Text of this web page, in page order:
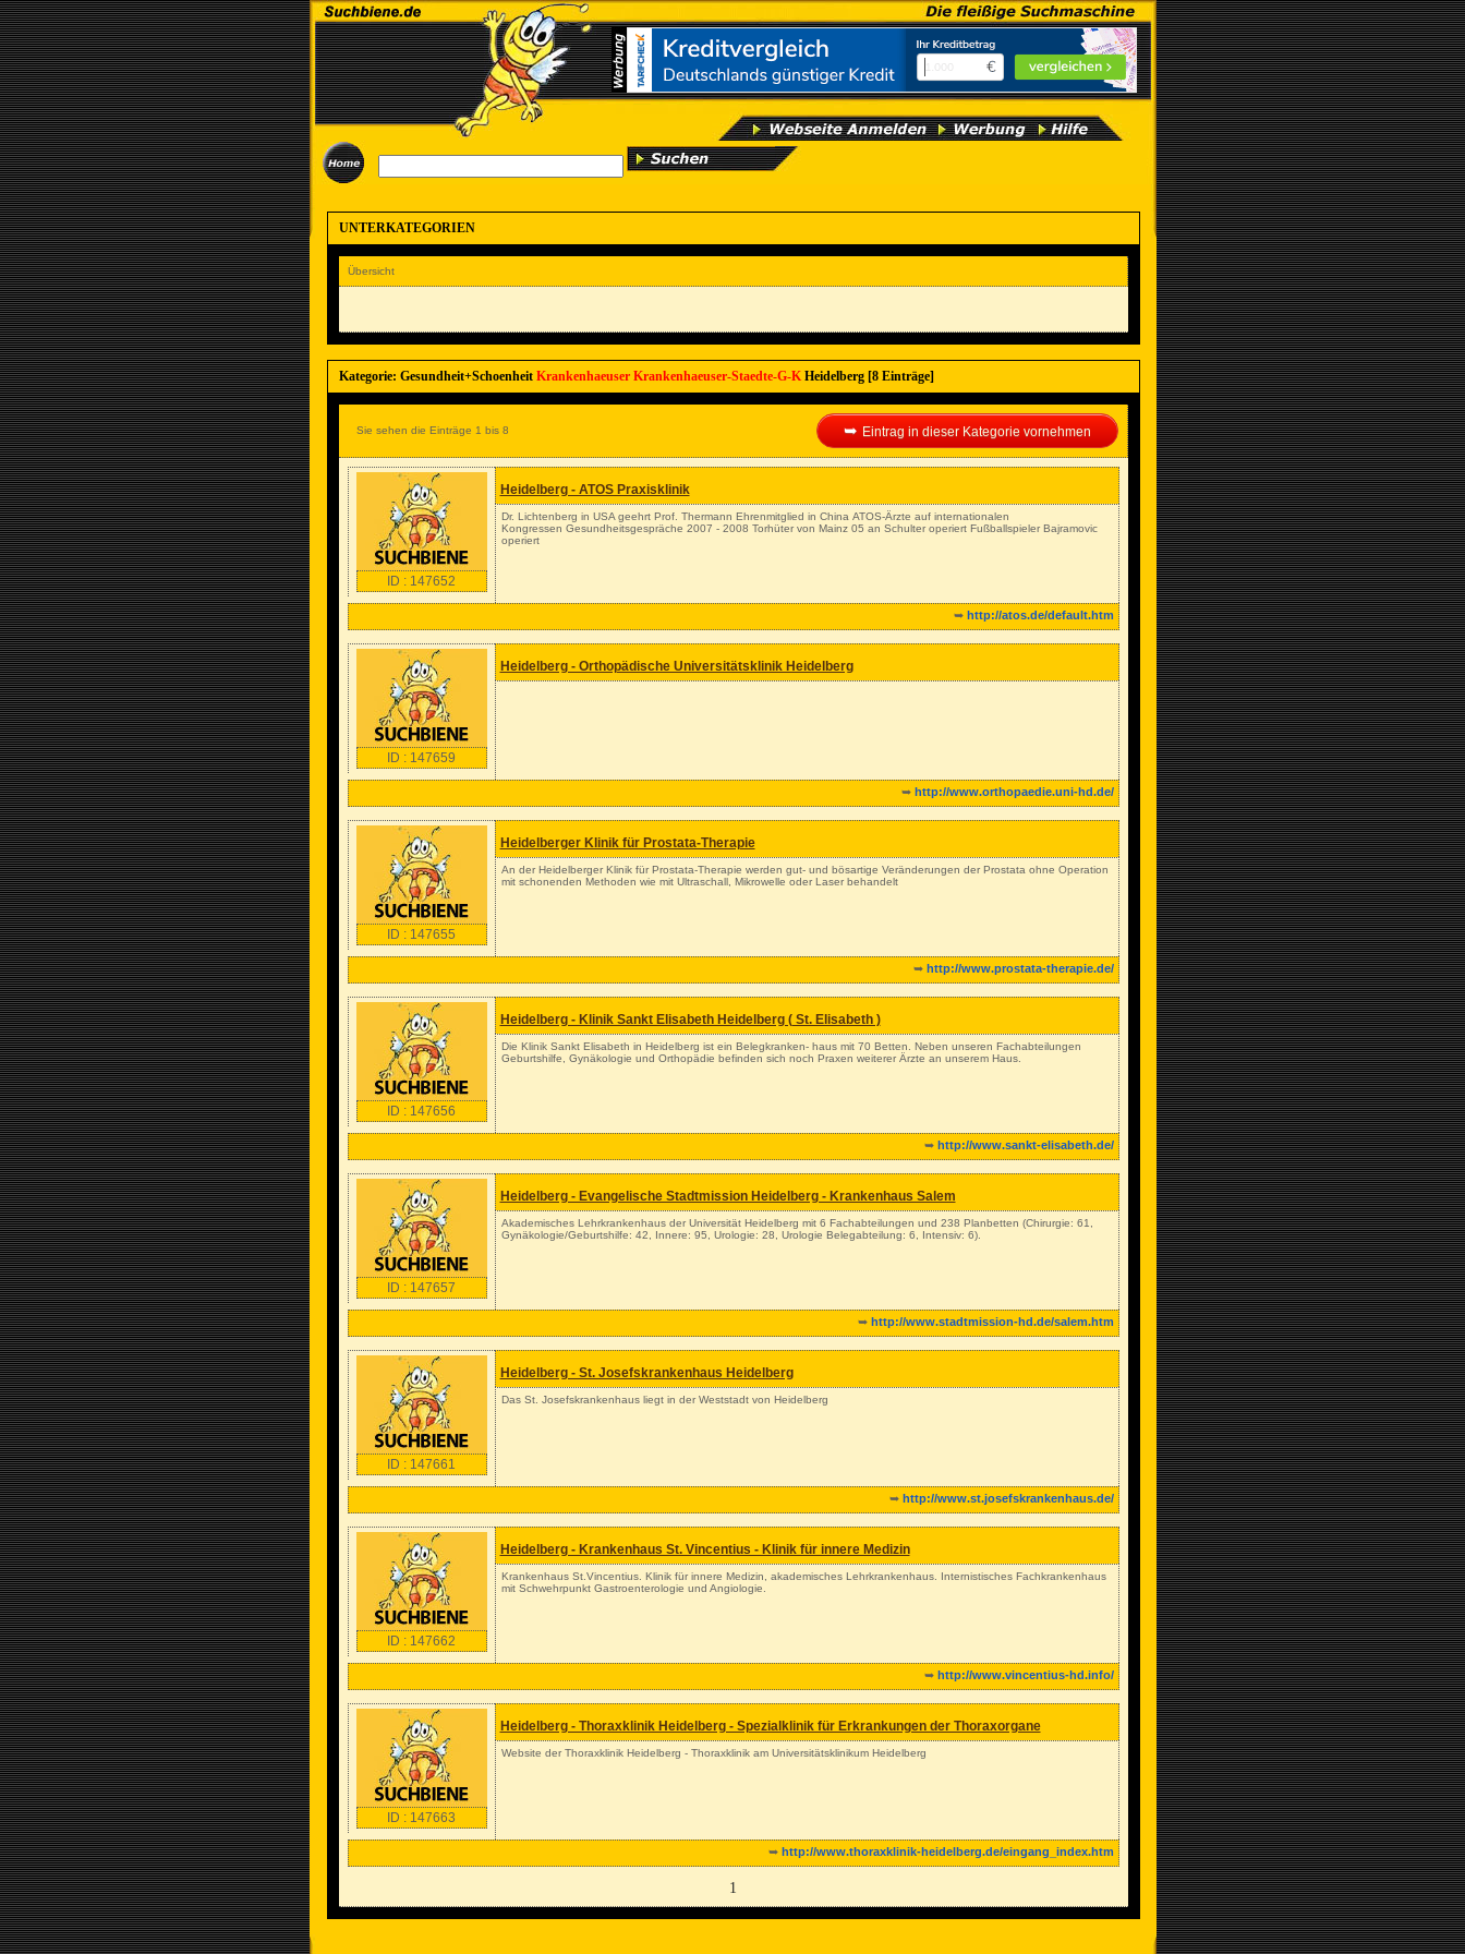
UNTERKATEGORIEN
Übersicht
Kategorie: Gesundheit+Schoenheit Krankenhaeuser Krankenhaeuser-Staedte-G-KHeidelberg [8 Einträge]
Sie sehen die Einträge 1 bis 8 ➥ Eintrag in dieser Kategorie vornehmen
ID : 147652
Heidelberg - ATOS Praxisklinik
Dr. Lichtenberg in USA geehrt Prof. Thermann Ehrenmitglied in China ATOS-Ärzte auf internationalen
Kongressen Gesundheitsgespräche 2007 - 2008 Torhüter von Mainz 05 an Schulter operiert Fußballspieler Bajramovic
operiert
➥ http://atos.de/default.htm
ID : 147659
Heidelberg - Orthopädische Universitätsklinik Heidelberg
➥ http://www.orthopaedie.uni-hd.de/
ID : 147655
Heidelberger Klinik für Prostata-Therapie
An der Heidelberger Klinik für Prostata-Therapie werden gut- und bösartige Veränderungen der Prostata ohne Operation
mit schonenden Methoden wie mit Ultraschall, Mikrowelle oder Laser behandelt
➥ http://www.prostata-therapie.de/
ID : 147656
Heidelberg - Klinik Sankt Elisabeth Heidelberg ( St. Elisabeth )
Die Klinik Sankt Elisabeth in Heidelberg ist ein Belegkranken- haus mit 70 Betten. Neben unseren Fachabteilungen
Geburtshilfe, Gynäkologie und Orthopädie befinden sich noch Praxen weiterer Ärzte an unserem Haus.
➥ http://www.sankt-elisabeth.de/
ID : 147657
Heidelberg - Evangelische Stadtmission Heidelberg - Krankenhaus Salem
Akademisches Lehrkrankenhaus der Universität Heidelberg mit 6 Fachabteilungen und 238 Planbetten (Chirurgie: 61,
Gynäkologie/Geburtshilfe: 42, Innere: 95, Urologie: 28, Urologie Belegabteilung: 6, Intensiv: 6).
➥ http://www.stadtmission-hd.de/salem.htm
ID : 147661
Heidelberg - St. Josefskrankenhaus Heidelberg
Das St. Josefskrankenhaus liegt in der Weststadt von Heidelberg
➥ http://www.st.josefskrankenhaus.de/
ID : 147662
Heidelberg - Krankenhaus St. Vincentius - Klinik für innere Medizin
Krankenhaus St.Vincentius. Klinik für innere Medizin, akademisches Lehrkrankenhaus. Internistisches Fachkrankenhaus
mit Schwehrpunkt Gastroenterologie und Angiologie.
➥ http://www.vincentius-hd.info/
ID : 147663
Heidelberg - Thoraxklinik Heidelberg - Spezialklinik für Erkrankungen der Thoraxorgane
Website der Thoraxklinik Heidelberg - Thoraxklinik am Universitätsklinikum Heidelberg
➥ http://www.thoraxklinik-heidelberg.de/eingang_index.htm
1